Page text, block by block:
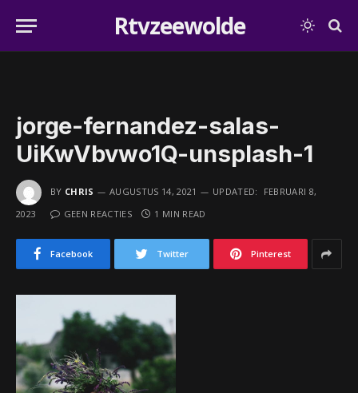
Rtvzeewolde
jorge-fernandez-salas-
UiKwVbvwo1Q-unsplash-1
BY CHRIS AUGUSTUS 14, 2021 UPDATED:
FEBRUARI 8,
2023
GEEN REACTIES 1 MIN READ
Facebook Twitter Pinterest